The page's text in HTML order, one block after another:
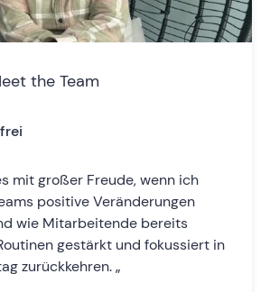
the Team
mit großer Freude, wenn ich
positive Veränderungen
wie Mitarbeitende bereits
gestärkt und fokussiert in
zurückkehren. „